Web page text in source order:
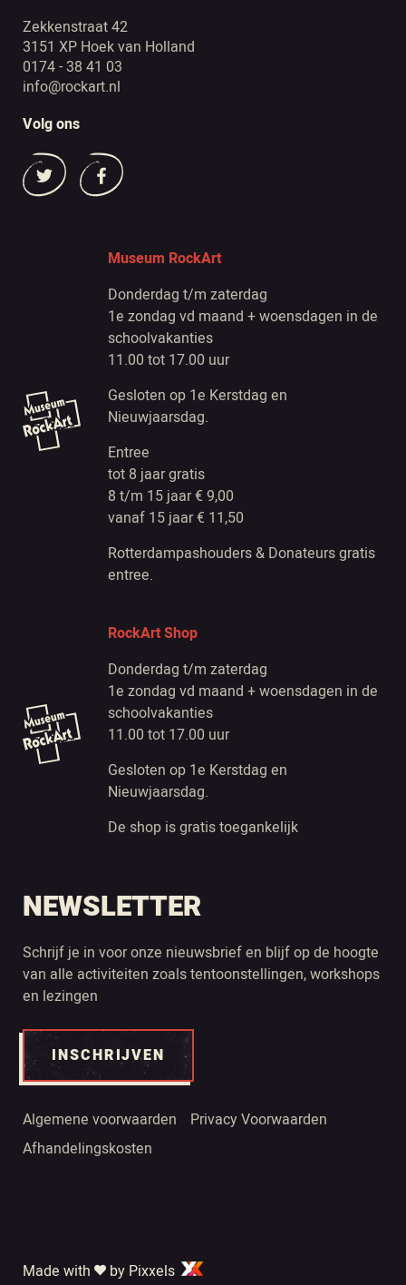
Zekkenstraat 42
3151 XP Hoek van Holland
0174 - 38 41 03
info@rockart.nl
Volg ons
Museum RockArt
Donderdag t/m zaterdag
1e zondag vd maand + woensdagen in de
schoolvakanties
11.00 tot 17.00 uur
Gesloten op 1e Kerstdag en
Nieuwjaarsdag.
Entree
tot 8 jaar gratis
8 t/m 15 jaar € 9,00
vanaf 15 jaar € 11,50
Rotterdampashouders & Donateurs gratis
entree.
RockArt Shop
Donderdag t/m zaterdag
1e zondag vd maand + woensdagen in de
schoolvakanties
11.00 tot 17.00 uur
Gesloten op 1e Kerstdag en
Nieuwjaarsdag.
De shop is gratis toegankelijk
NEWSLETTER
Schrijf je in voor onze nieuwsbrief en blijf op de hoogte
van alle activiteiten zoals tentoonstellingen, workshops
en lezingen
INSCHRIJVEN
Algemene voorwaarden
Privacy Voorwaarden
Afhandelingskosten
Made with by Pixxels